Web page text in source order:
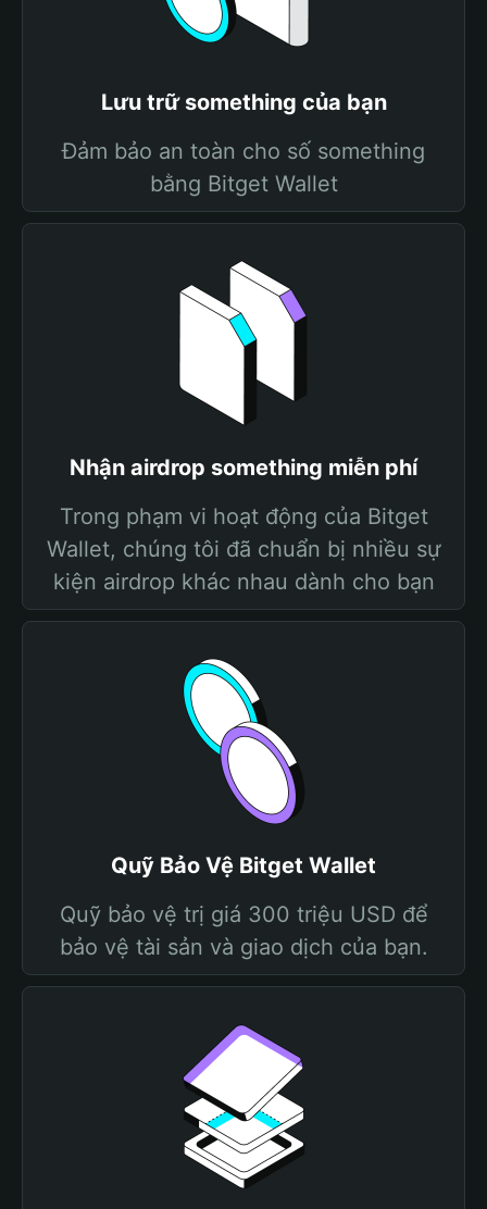
Lưu trữ something của bạn
Đảm bảo an toàn cho số something
bằng Bitget Wallet
Nhận airdrop something miễn phí
Trong phạm vi hoạt động của Bitget
Wallet, chúng tôi đã chuẩn bị nhiều sự
kiện airdrop khác nhau dành cho bạn
Quỹ Bảo Vệ Bitget Wallet
Quỹ bảo vệ trị giá 300 triệu USD để
bảo vệ tài sản và giao dịch của bạn.